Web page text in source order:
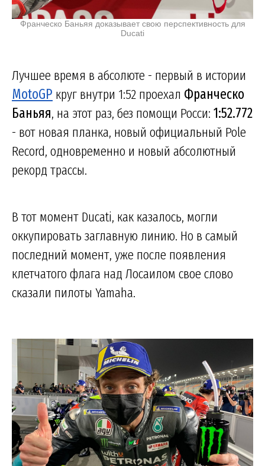
Франческо Баньяя доказывает свою перспективность для
Ducati
Лучшее время в абсолюте - первый в истории
MotoGP круг внутри 1:52 проехал Франческо
Баньяя, на этот раз, без помощи Росси: 1:52.772
- вот новая планка, новый официальный Pole
Record, одновременно и новый абсолютный
рекорд трассы.
В тот момент Ducati, как казалось, могли
оккупировать заглавную линию. Но в самый
последний момент, уже после появления
клетчатого флага над Лосаилом свое слово
сказали пилоты Yamaha.